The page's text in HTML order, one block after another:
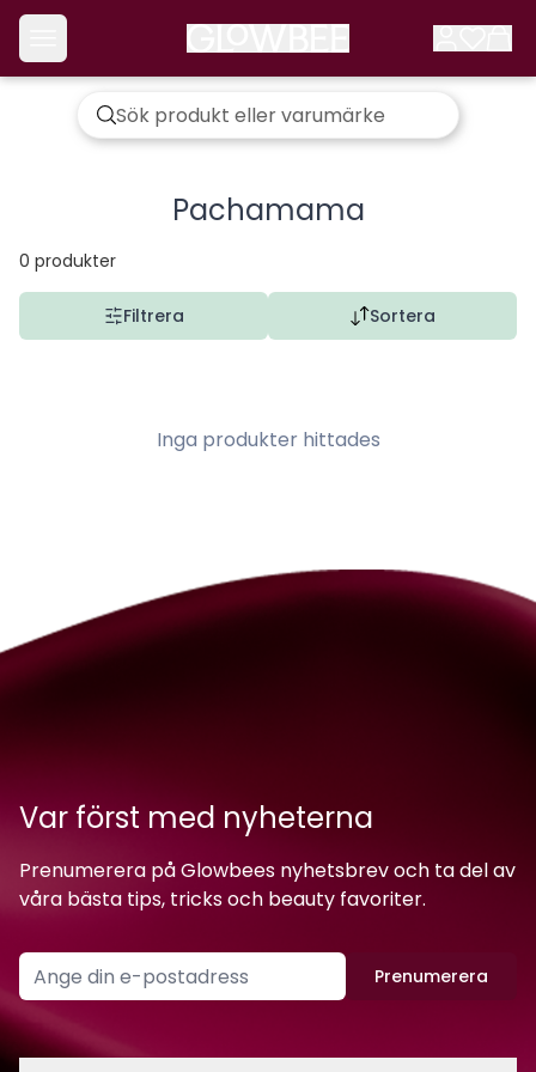
Pachamama
0 produkter
Filtrera Sortera
Inga produkter hittades
Var först med nyheterna
Prenumerera på Glowbees nyhetsbrev och ta del av
våra bästa tips, tricks och beauty favoriter.
Prenumerera